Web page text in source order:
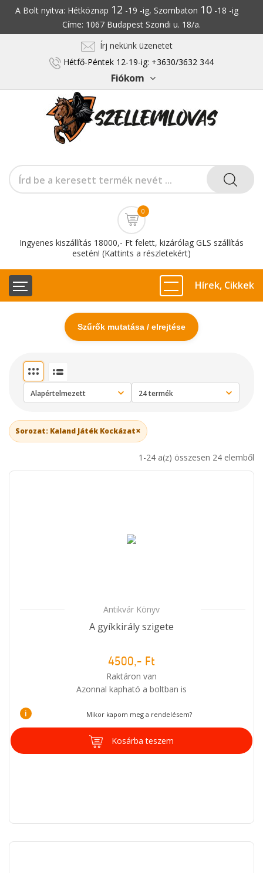
A Bolt nyitva: Hétköznap 12 -19 -ig, Szombaton 10 -18 -ig
Címe: 1067 Budapest Szondi u. 18/a.
Írj nekünk üzenetet
Hétfő-Péntek 12-19-ig: +3630/3632 344
Fiókom
0
Ingyenes kiszállítás 18000,- Ft felett, kizárólag GLS szállítás
esetén! (Kattints a részletekért)
Hírek, Cikkek
Szűrők mutatása / elrejtése
Sorozat: Kaland Játék Kockázat×
1-24 a(z) összesen 24 elemből
Antikvár Könyv
A gyíkkirály szigete
4500,- Ft
Raktáron van
Azonnal kapható a boltban is
i Mikor kapom meg a rendelésem?
Kosárba teszem